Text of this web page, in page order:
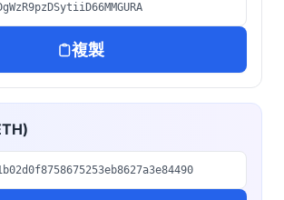
複製